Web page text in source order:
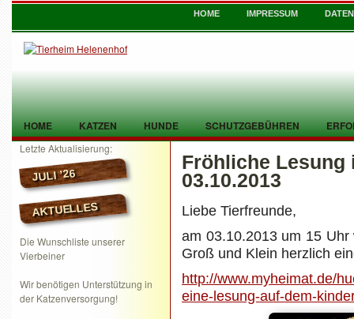
HOME IMPRESSUM
HOME KATZEN HUNDE SCHUTZGEBÜHREN
TIER GEFUNDEN KONTAKT
Letzte Aktualisierung:
JULI ’26
AKTUELLES
Die Wunschliste unserer
Vierbeiner
Wir benötigen Unterstützung in
der Katzenversorgung!
Fröhliche Lesung
03.10.2013
Liebe Tierfreunde,
am 03.10.2013 um 15
Groß und Klein herzlich
http://www.myheimat.de/
eine-lesung-auf-dem-